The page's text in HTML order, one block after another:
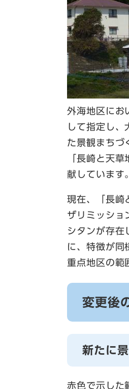
外海地区にお
して指定し、
た景観まちづ
「長崎と天
献しています
現在、「長崎
ザリミッショ
シタンが存在
に、特徴が同
重点地区の範
変更後
新たに
赤色で示した